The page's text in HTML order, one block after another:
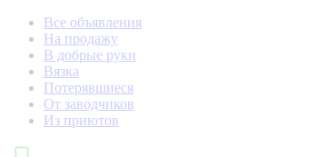
Все объявления
На продажу
В добрые руки
Вязка
Потерявшиеся
От заводчиков
Из приютов